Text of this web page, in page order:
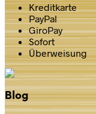
Kreditkarte
PayPal
GiroPay
Sofort
Überweisung
Blog